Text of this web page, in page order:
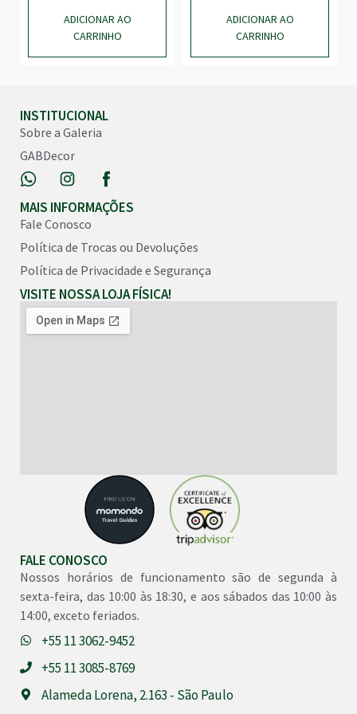
ADICIONAR AO
CARRINHO
ADICIONAR AO
CARRINHO
INSTITUCIONAL
Sobre a Galeria
GABDecor
MAIS INFORMAÇÕES
Fale Conosco
Política de Trocas ou Devoluções
Política de Privacidade e Segurança
VISITE NOSSA LOJA FÍSICA!
FALE CONOSCO
Nossos horários de funcionamento são de segunda à
sexta-feira, das 10:00 às 18:30, e aos sábados das 10:00 às
14:00, exceto feriados.
+55 11 3062-9452
+55 11 3085-8769
Alameda Lorena, 2.163 - São Paulo